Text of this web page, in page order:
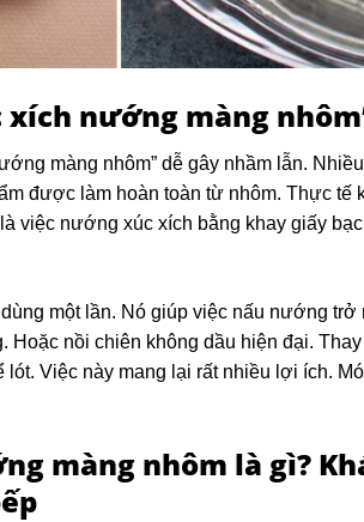
xích nướng màng
màng nhôm” dễ gây nhầm lẫn.
được làm hoàn toàn từ nhôm. Thực tế
việc nướng xúc xích bằng khay giấy
một lần. Nó giúp việc nấu nướng
Hoặc nồi chiên không dầu hiện đại.
lót. Việc này mang lại rất nhiều lợi ích.
màng nhôm là gì?